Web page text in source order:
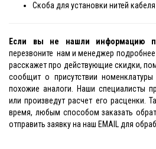
Скоба для установки нитей
Если вы не нашли информацию
перезвоните нам и менеджер подробнее
расскажет про действующие скидки,
сообщит о присутствии
похожие аналоги. Наши специалисты
или произведут расчет его расценки.
время, любым способом заказать
отправить заявку на наш EMAIL для